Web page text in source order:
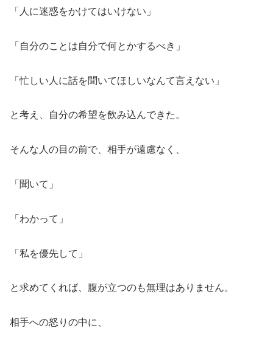
「人に迷惑をかけてはいけない」
「自分のことは自分で何とかするべき」
「忙しい人に話を聞いてほしいなんて言えない」
と考え、自分の希望を飲み込んできた。
そんな人の目の前で、相手が遠慮なく、
「聞いて」
「わかって」
「私を優先して」
と求めてくれば、腹が立つのも無理はありません。
相手への怒りの中に、